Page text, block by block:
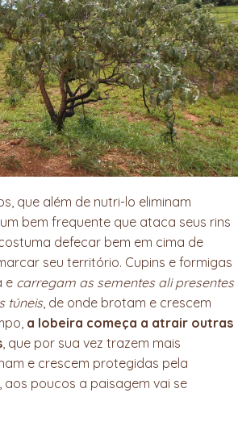
que além de nutri-lo eliminam
bem frequente que ataca seus rins
defecar bem em cima de
seu território. Cupins e formigas
e carregam as sementes ali presentes
túneis , de onde brotam e crescem
a lobeira começa a atrair outras
, que por sua vez trazem mais
e crescem protegidas pela
aos poucos a paisagem vai se